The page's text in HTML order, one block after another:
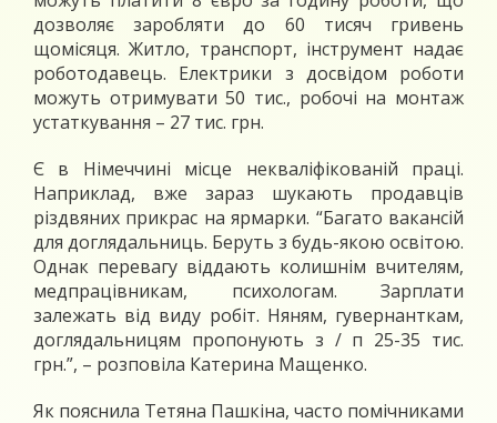
дозволяє заробляти до 60 тисяч гривень
щомісяця. Житло, транспорт, інструмент надає
роботодавець. Електрики з досвідом роботи
можуть отримувати 50 тис., робочі на монтаж
устаткування – 27 тис. грн.
Є в Німеччині місце некваліфікованій праці.
Наприклад, вже зараз шукають продавців
різдвяних прикрас на ярмарки. “Багато вакансій
для доглядальниць. Беруть з будь-якою освітою.
Однак перевагу віддають колишнім вчителям,
медпрацівникам, психологам. Зарплати
залежать від виду робіт. Няням, гувернанткам,
доглядальницям пропонують з / п 25-35 тис.
грн.”, – розповіла Катерина Мащенко.
Як пояснила Тетяна Пашкіна, часто помічниками